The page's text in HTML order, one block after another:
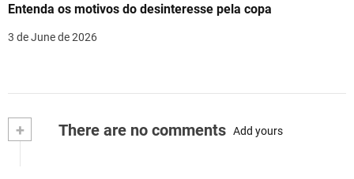
Entenda os motivos do desinteresse pela copa
3 de June de 2026
+ There are no comments Add yours